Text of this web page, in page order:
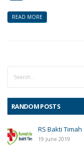
READ MORE
RANDOM POSTS
RS Bakti Timah
19 June 2019